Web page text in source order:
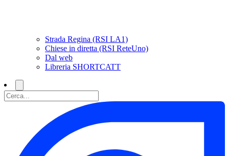
Strada Regina (RSI LA1)
Chiese in diretta (RSI ReteUno)
Dal web
Libreria SHORTCATT